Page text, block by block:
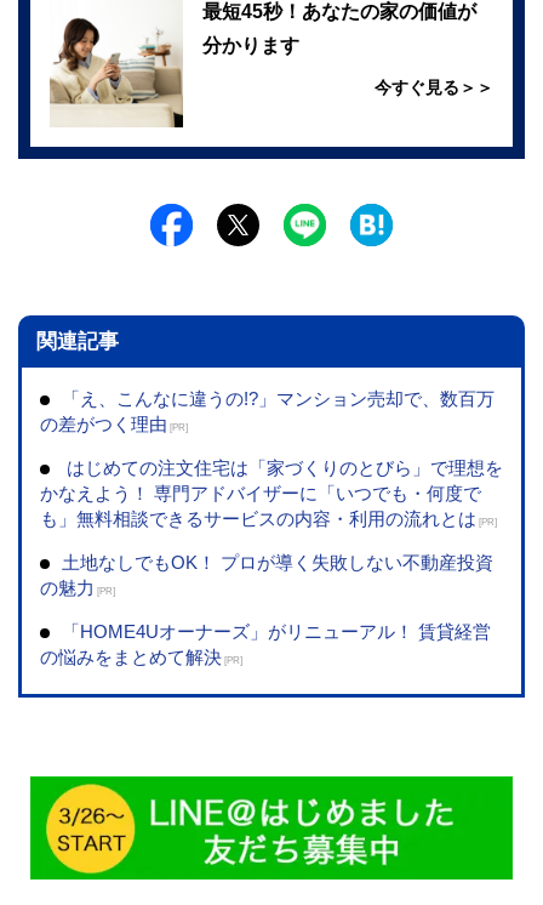
最短45秒！あなたの家の価値が
分かります
今すぐ見る＞＞
関連記事
「え、こんなに違うの!?」マンション売却で、数百万
の差がつく理由
[PR]
はじめての注文住宅は「家づくりのとびら」で理想を
かなえよう！ 専門アドバイザーに「いつでも・何度で
も」無料相談できるサービスの内容・利用の流れとは
[PR]
土地なしでもOK！ プロが導く失敗しない不動産投資
の魅力
[PR]
「HOME4Uオーナーズ」がリニューアル！ 賃貸経営
の悩みをまとめて解決 [PR]